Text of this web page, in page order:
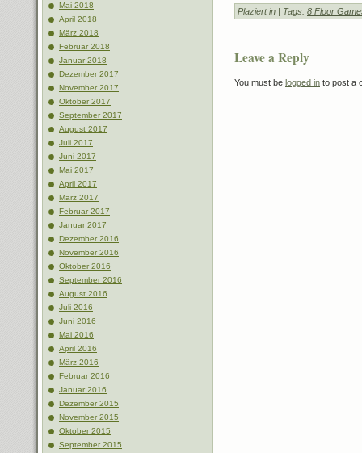
Mai 2018
April 2018
März 2018
Februar 2018
Januar 2018
Dezember 2017
November 2017
Oktober 2017
September 2017
August 2017
Juli 2017
Juni 2017
Mai 2017
April 2017
März 2017
Februar 2017
Januar 2017
Dezember 2016
November 2016
Oktober 2016
September 2016
August 2016
Juli 2016
Juni 2016
Mai 2016
April 2016
März 2016
Februar 2016
Januar 2016
Dezember 2015
November 2015
Oktober 2015
September 2015
Plaziert in | Tags: 8 Floor
Leave a Reply
You must be logged in to post a